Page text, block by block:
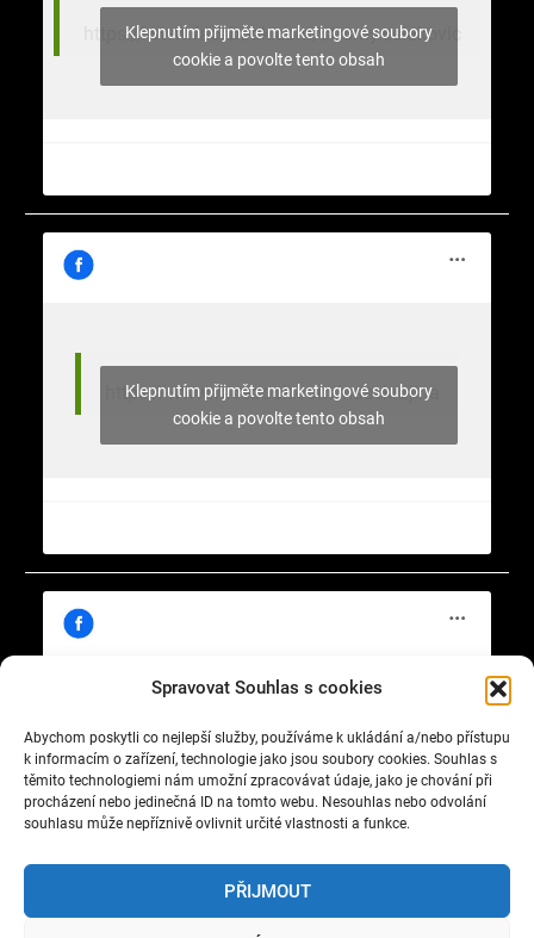
Spravovat Souhlas s cookies
Abychom poskytli co nejlepší služby, používáme k ukládání a/nebo přístupu
k informacím o zařízení, technologie jako jsou soubory cookies. Souhlas s
těmito technologiemi nám umožní zpracovávat údaje, jako je chování při
procházení nebo jedinečná ID na tomto webu. Nesouhlas nebo odvolání
souhlasu může nepříznivě ovlivnit určité vlastnosti a funkce.
PŘIJMOUT
https://www.facebook.com/stromy.celakovic
Klepnutím přijměte marketingové soubory
cookie a povolte tento obsah
https://www.facebook.com/nasekrajina
Klepnutím přijměte marketingové soubory
cookie a povolte tento obsah
https://www.facebook.com/cisty.vzduch.v.Celakovicich
Klepnutím přijměte marketingové soubory
cookie a povolte tento obsah